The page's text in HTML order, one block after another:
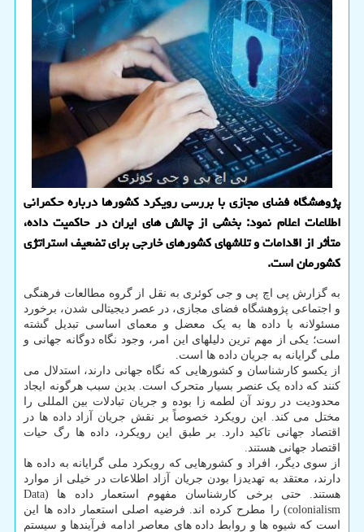
پژوهشگاه فضای مجازی با بررسی رویکرد کشورها درباره حکمرانی
اطلاعات اعلام نمود: بخشی از چالش های ایران در حاکمیت داده،
متأثر از اقدامات و تلاشهای کشورهای خارجی برای تضعیف استراتژی
کشورمان است.
به گزارش پی اچ پی و جی کوئری به نقل از گروه مطالعات فرهنگی
و اجتماعی پژوهشگاه فضای مجازی، در عصر دیجیتالی شدن، برخورد
مسئولانه با داده ها به یک معضل و معمای اساسی تبدیل گشته
است؛ یکی از مهم ترین دلیلهای این امر، وجود نگاه دوگانه جهانی و
ملی گرایانه به جریان داده ها است.
از یکسو کارشناسان و کشورهایی که نگاه جهانی دارند، استدلال می
کنند که داده یک عنصر بسیار متحرک است. بدین سبب هرگونه ایجاد
محدودیت در روند آن لطمه زا بوده و جریان تبادلات بین المللی را
مختل می کند. این رویکرد خصوصاً بر نقش جریان آزاد داده ها در
اقتصاد جهانی تاکید دارد. بر طبق این رویکرد، داده ها رگ حیات
اقتصاد جهانی هستند.
از سوی دیگر، افراد و کشورهایی که رویکرد ملی گرایانه به داده ها
دارند، معتقد به تهدیدزا بودن جریان آزاد اطلاعات در خیلی از موارد
هستند. حتی برخی کارشناسان مفهوم استعمار داده ها (Data
colonialism) را مطرح کرده اند. فرضیه اصلی استعمار داده ها این
است که شیوه ها و روابط داده های معاصر ادامه فرآیندها و سیستم